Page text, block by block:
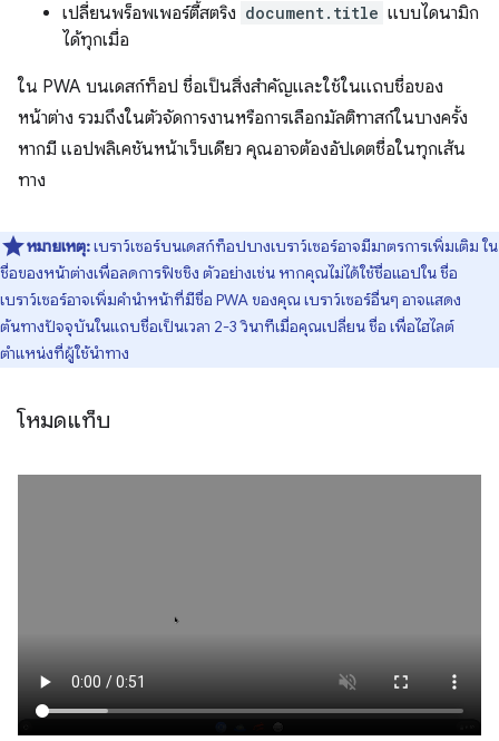
เปลี่ยนพร็อพเพอร์ตี้สตริง document.title แบบไดนามิก
ได้ทุกเมื่อ
ใน PWA บนเดสก์ท็อป ชื่อเป็นสิ่งสำคัญและใช้ในแถบชื่อของ
หน้าต่าง รวมถึงในตัวจัดการงานหรือการเลือกมัลติทาสก์ในบางครั้ง
หากมี แอปพลิเคชันหน้าเว็บเดียว คุณอาจต้องอัปเดตชื่อในทุกเส้น
ทาง
หมายเหตุ:เบราว์เซอร์บนเดสก์ท็อปบางเบราว์เซอร์อาจมีมาตรการเพิ่มเติม ใน
ชื่อของหน้าต่างเพื่อลดการฟิชชิง ตัวอย่างเช่น หากคุณไม่ได้ใช้ชื่อแอปใน ชื่อ
เบราว์เซอร์อาจเพิ่มคำนำหน้าที่มีชื่อ PWA ของคุณ เบราว์เซอร์อื่นๆ อาจแสดง
ต้นทางปัจจุบันในแถบชื่อเป็นเวลา 2-3 วินาทีเมื่อคุณเปลี่ยน ชื่อ เพื่อไฮไลต์
ตำแหน่งที่ผู้ใช้นำทาง
โหมดแท็บ